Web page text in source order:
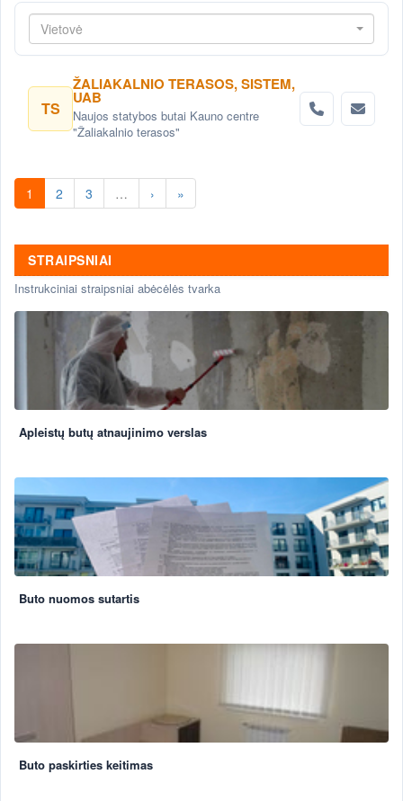
Vietovė
TS
ŽALIAKALNIO TERASOS, SISTEM,
UAB
Naujos statybos butai Kauno centre
"Žaliakalnio terasos"
1 2 3 … › »
STRAIPSNIAI
Instrukciniai straipsniai abėcėlės tvarka
Apleistų butų atnaujinimo verslas
Buto nuomos sutartis
Buto paskirties keitimas